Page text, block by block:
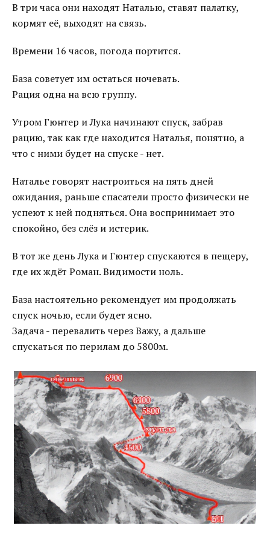
В три часа они находят Наталью, ставят палатку,
кормят её, выходят на связь.
Времени 16 часов, погода портится.
База советует им остаться ночевать.
Рация одна на всю группу.
Утром Гюнтер и Лука начинают спуск, забрав
рацию, так как где находится Наталья, понятно, а
что с ними будет на спуске - нет.
Наталье говорят настроиться на пять дней
ожидания, раньше спасатели просто физически не
успеют к ней подняться. Она воспринимает это
спокойно, без слёз и истерик.
В тот же день Лука и Гюнтер спускаются в пещеру,
где их ждёт Роман. Видимости ноль.
База настоятельно рекомендует им продолжать
спуск ночью, если будет ясно.
Задача - перевалить через Важу, а дальше
спускаться по перилам до 5800м.